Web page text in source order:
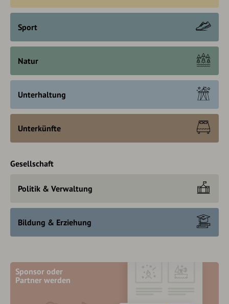
Sport
Natur
Unterhaltung
Unterkünfte
Gesellschaft
Politik & Verwaltung
Bildung & Erziehung
Sponsor oder
Partner werden